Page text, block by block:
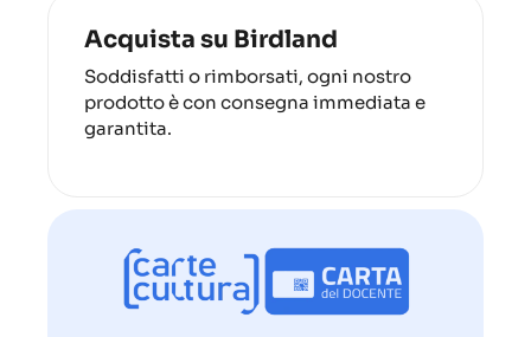
Acquista su Birdland
Soddisfatti o rimborsati, ogni nostro
prodotto è con consegna immediata e
garantita.